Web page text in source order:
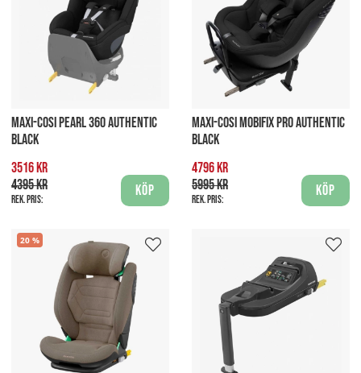
MAXI-COSI PEARL 360 AUTHENTIC
BLACK
3516 kr
4395 kr
Rek. pris:
Köp
MAXI-COSI MOBIFIX PRO AUTHENTIC
BLACK
4796 kr
5995 kr
Rek. pris:
Köp
20